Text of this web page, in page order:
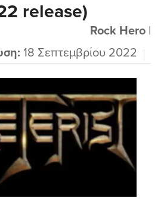
δίσκος της με τίτλο το
release)
Rock Hero|
18 Σεπτεμβρίου 2022